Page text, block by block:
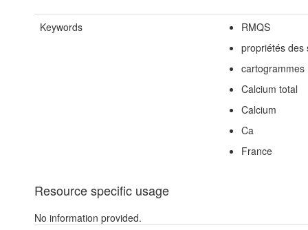
Keywords
RMQS
propriétés des
cartogrammes
Calcium total
Calcium
Ca
France
Resource specific usage
No information provided.